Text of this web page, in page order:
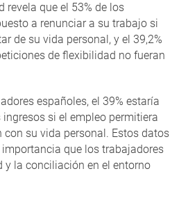
revela que el 53% de los
a renunciar a su trabajo si
de su vida personal, y el 39,2%
de flexibilidad no fueran
españoles, el 39% estaría
si el empleo permitiera
su vida personal. Estos datos
que los trabajadores
la conciliación en el entorno